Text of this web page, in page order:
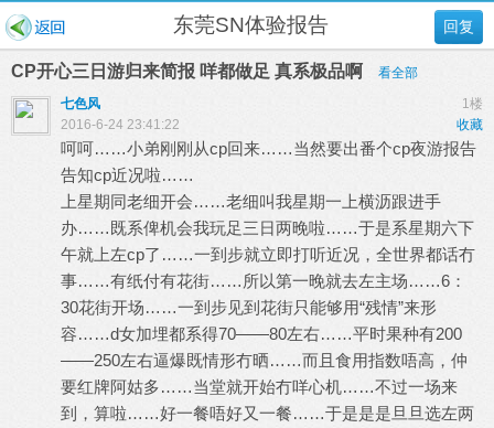
回复
东莞SN体验报告
CP开心三日游归来简报 咩都做足 真系极品啊
看全部
1楼
七色风
收藏
2016-6-24 23:41:22
呵呵……小弟刚刚从cp回来……当然要出番个cp夜游报告
告知cp近况啦……
上星期同老细开会……老细叫我星期一上横沥跟进手
办……既系俾机会我玩足三日两晚啦……于是系星期六下
午就上左cp了……一到步就立即打听近况，全世界都话冇
事……有纸付有花街……所以第一晚就去左主场……6：
30花街开场……一到步见到花街只能够用“残情”来形
容……d女加埋都系得70——80左右……平时果种有200
——250左右逼爆既情形冇晒……而且食用指数唔高，仲
要红牌阿姑多……当堂就开始冇咩心机……不过一场来
到，算啦……好一餐唔好又一餐……于是是是旦旦选左两